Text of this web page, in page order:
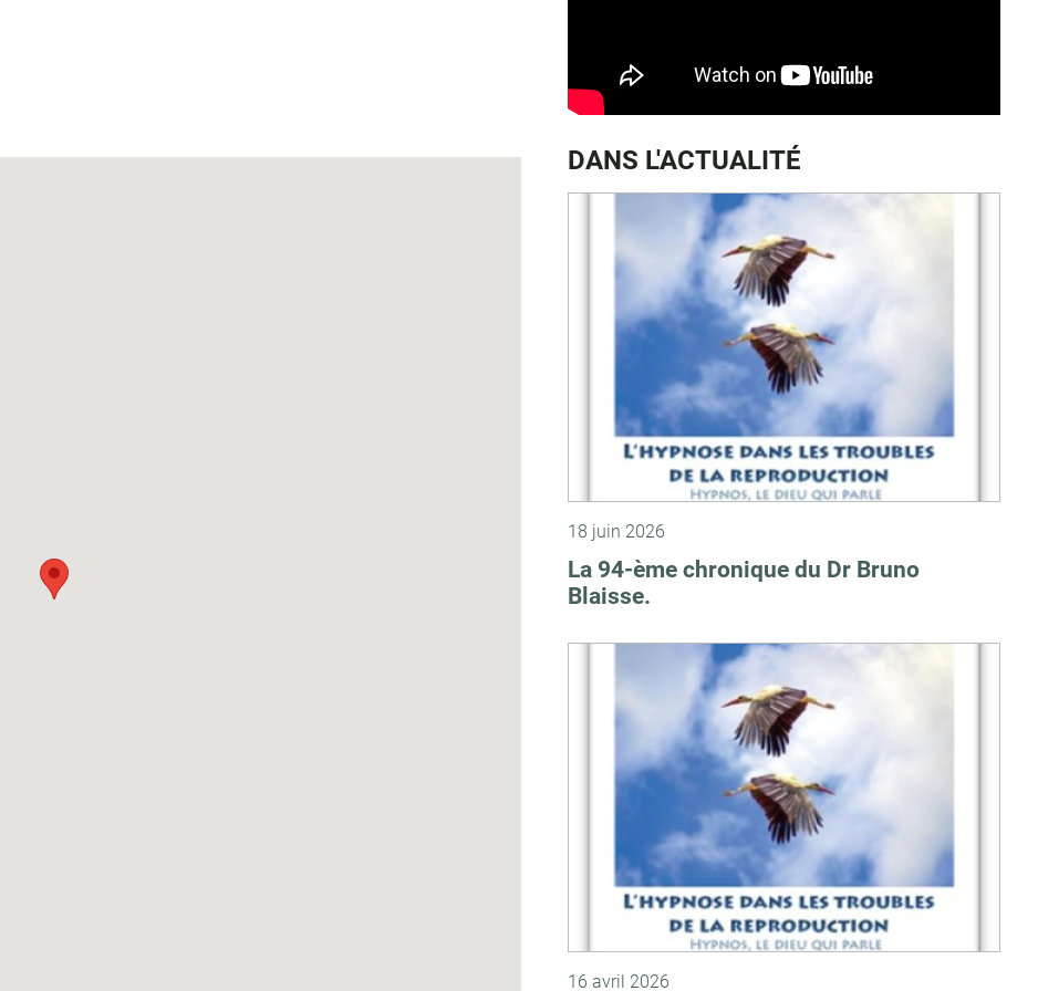
DANS L'ACTUALITÉ
18 juin 2026
La 94-ème chronique du Dr Bruno
Blaisse.
16 avril 2026